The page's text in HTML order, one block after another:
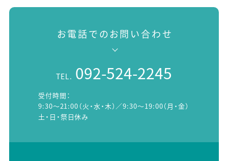
お電話でのお問い合わせ
TEL. 092-524-2245
受付時間：
9:30～21:00（火・水・木）／9:30～19:00（月・金）
土・日・祭日休み